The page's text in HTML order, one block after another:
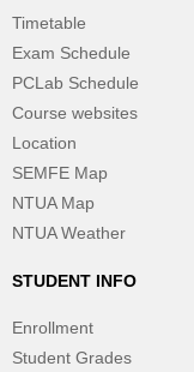
Timetable
Exam Schedule
PCLab Schedule
Course websites
Location
SEMFE Map
NTUA Map
NTUA Weather
STUDENT INFO
Enrollment
Student Grades